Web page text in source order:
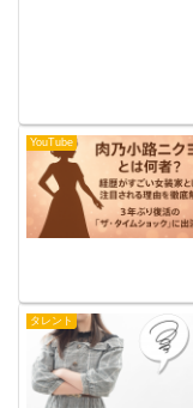
YouTube
タレント